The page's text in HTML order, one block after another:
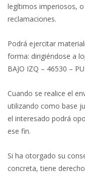
legítimos imperiosos,
reclamaciones.
Podrá ejercitar
forma: dirigiéndose a
BAJO IZQ – 46530 –
Cuando se realice el
utilizando como base
el interesado podrá
ese fin.
Si ha otorgado su
concreta, tiene